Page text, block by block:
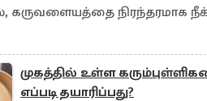
நிரந்தரமாக நீக்க
முகத்தில் உள்ள
எப்படி தயாரிப்பது?